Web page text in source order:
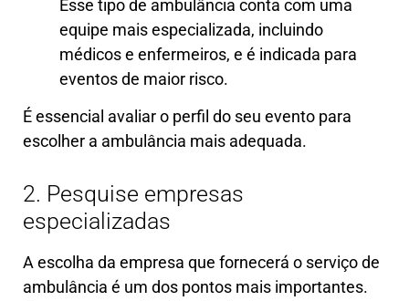
Esse tipo de ambulância conta com uma
equipe mais especializada, incluindo
médicos e enfermeiros, e é indicada para
eventos de maior risco.
É essencial avaliar o perfil do seu evento para
escolher a ambulância mais adequada.
2. Pesquise empresas
especializadas
A escolha da empresa que fornecerá o serviço de
ambulância é um dos pontos mais importantes.